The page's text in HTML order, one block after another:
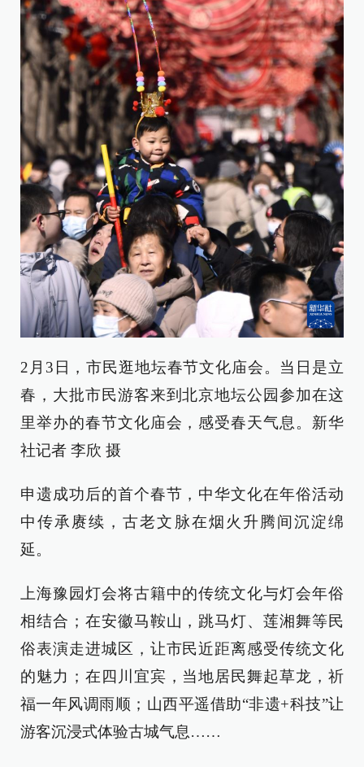
2月3日，市民逛地坛春节文化庙会。当日是立
春，大批市民游客来到北京地坛公园参加在这
里举办的春节文化庙会，感受春天气息。新华
社记者 李欣 摄
申遗成功后的首个春节，中华文化在年俗活动
中传承赓续，古老文脉在烟火升腾间沉淀绵
延。
上海豫园灯会将古籍中的传统文化与灯会年俗
相结合；在安徽马鞍山，跳马灯、莲湘舞等民
俗表演走进城区，让市民近距离感受传统文化
的魅力；在四川宜宾，当地居民舞起草龙，祈
福一年风调雨顺；山西平遥借助“非遗+科技”让
游客沉浸式体验古城气息……